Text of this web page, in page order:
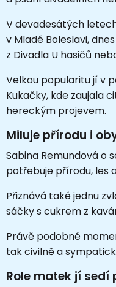
V devadesátých
v Mladé Boleslavi,
z Divadla U hasičů
Velkou popularitu jí v
Kukačky, kde zaujala
hereckým projevem.
Miluje přírodu i
Sabina Remundová o
potřebuje přírodu, les
Přiznává také jednu
sáčky s cukrem z
Právě podobné
tak civilně a
Role matek jí sedí